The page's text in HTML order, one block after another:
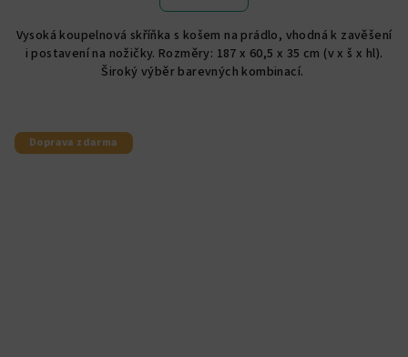
z
5
hvězdiček.
Vysoká koupelnová skříňka s košem na prádlo, vhodná k zavěšení
i postavení na nožičky. Rozměry: 187 x 60,5 x 35 cm (v x š x hl).
Široký výběr barevných kombinací.
Doprava zdarma